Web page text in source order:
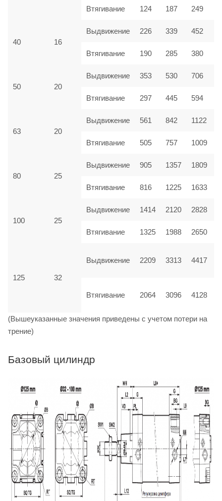
Втягивание
124 187 249
40 16
Выдвижение 226 339 452
Втягивание 190 285 380
50 20
Выдвижение 353 530 706
Втягивание 297 445 594
63 20
Выдвижение 561 842 1122
Втягивание 505 757 1009
80 25
Выдвижение 905 1357 1809
Втягивание 816 1225 1633
100 25
Выдвижение 1414 2120 2828
Втягивание 1325 1988 2650
125 32
Выдвижение 2209 3313 4417
Втягивание 2064 3096 4128
(Вышеуказанные значения приведены с учетом потери на
трение)
Базовый цилиндр